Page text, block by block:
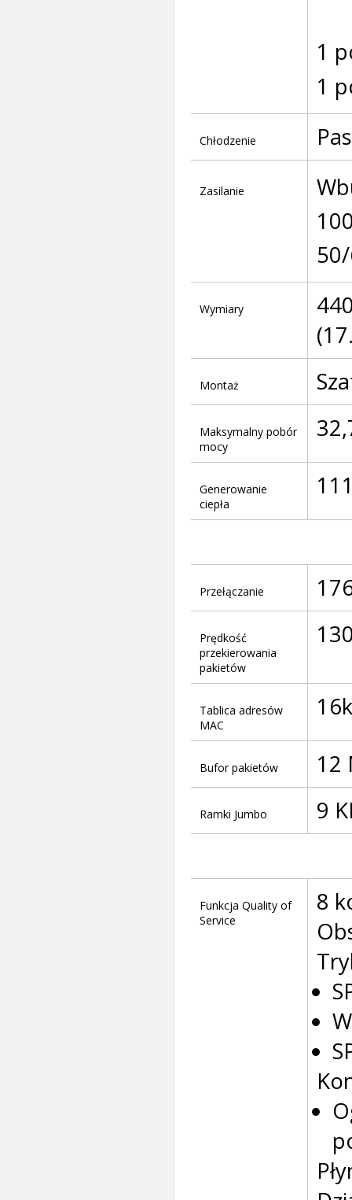
1
1
Chłodzenie
Zasilanie
Wymiary
Montaż
Maksymalny pobór
mocy
Generowanie
ciepła
Przełączanie
Prędkość
przekierowania
pakietów
Tablica adresów
MAC
16k
Bufor pakietów 12
Ramki Jumbo 9
Funkcja Quality of
Service
8